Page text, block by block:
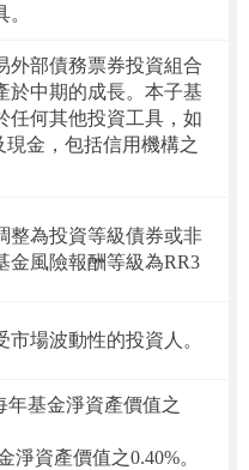
外部債務票券投資組合
於中期的成長。本子基
任何其他投資工具，如
金，包括信用機構之
整為投資等級債券或非
金風險報酬等級為RR3
場波動性的投資人。
年基金淨資產價值之
淨資產價值之0.40%。